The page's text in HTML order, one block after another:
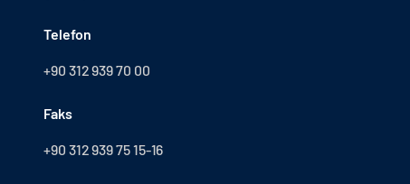
Telefon
+90 312 939 70 00
Faks
+90 312 939 75 15-16